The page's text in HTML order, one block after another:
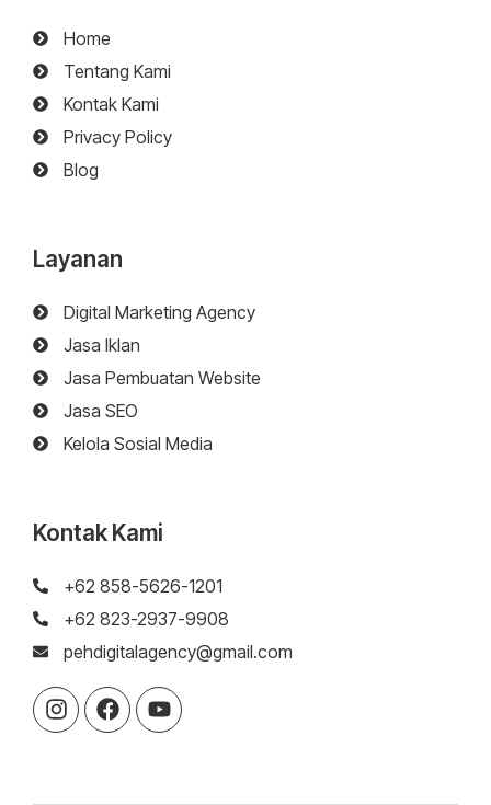
Home
Tentang Kami
Kontak Kami
Privacy Policy
Blog
Layanan
Digital Marketing Agency
Jasa Iklan
Jasa Pembuatan Website
Jasa SEO
Kelola Sosial Media
Kontak Kami
+62 858-5626-1201
+62 823-2937-9908
pehdigitalagency@gmail.com